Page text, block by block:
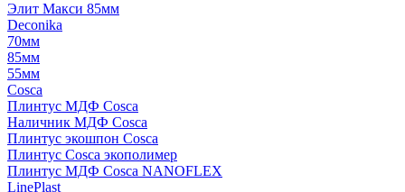
Элит Макси 85мм
Deconika
70мм
85мм
55мм
Cosca
Плинтус МДФ Cosca
Наличник МДФ Cosca
Плинтус экошпон Cosca
Плинтус Cosca экополимер
Плинтус МДФ Cosca NANOFLEX
LinePlast